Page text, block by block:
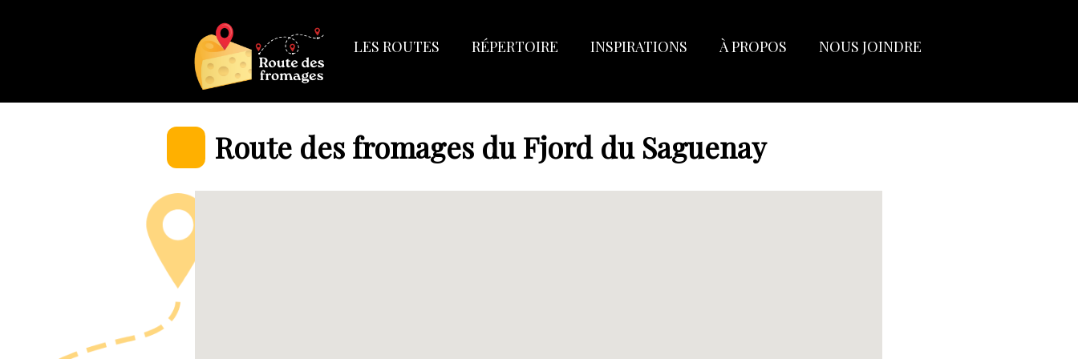
LES ROUTES RÉPERTOIRE INSPIRATIONS À PROPOS NOUS JOINDRE
Route des fromages du Fjord du Saguenay